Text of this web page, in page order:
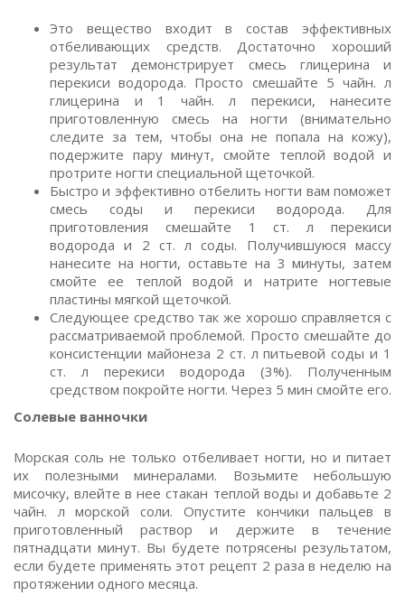
Это вещество входит в состав эффективных
отбеливающих средств. Достаточно хороший
результат демонстрирует смесь глицерина и
перекиси водорода. Просто смешайте 5 чайн. л
глицерина и 1 чайн. л перекиси, нанесите
приготовленную смесь на ногти (внимательно
следите за тем, чтобы она не попала на кожу),
подержите пару минут, смойте теплой водой и
протрите ногти специальной щеточкой.
Быстро и эффективно отбелить ногти вам поможет
смесь соды и перекиси водорода. Для
приготовления смешайте 1 ст. л перекиси
водорода и 2 ст. л соды. Получившуюся массу
нанесите на ногти, оставьте на 3 минуты, затем
смойте ее теплой водой и натрите ногтевые
пластины мягкой щеточкой.
Следующее средство так же хорошо справляется с
рассматриваемой проблемой. Просто смешайте до
консистенции майонеза 2 ст. л питьевой соды и 1
ст. л перекиси водорода (3%). Полученным
средством покройте ногти. Через 5 мин смойте его.
Солевые ванночки
Морская соль не только отбеливает ногти, но и питает
их полезными минералами. Возьмите небольшую
мисочку, влейте в нее стакан теплой воды и добавьте 2
чайн. л морской соли. Опустите кончики пальцев в
приготовленный раствор и держите в течение
пятнадцати минут. Вы будете потрясены результатом,
если будете применять этот рецепт 2 раза в неделю на
протяжении одного месяца.